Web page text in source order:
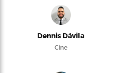
Dennis Dávila
Cine